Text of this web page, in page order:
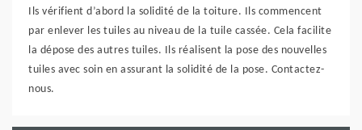
Ils vérifient d’abord la solidité de la toiture. Ils commencent
par enlever les tuiles au niveau de la tuile cassée. Cela facilite
la dépose des autres tuiles. Ils réalisent la pose des nouvelles
tuiles avec soin en assurant la solidité de la pose. Contactez-
nous.